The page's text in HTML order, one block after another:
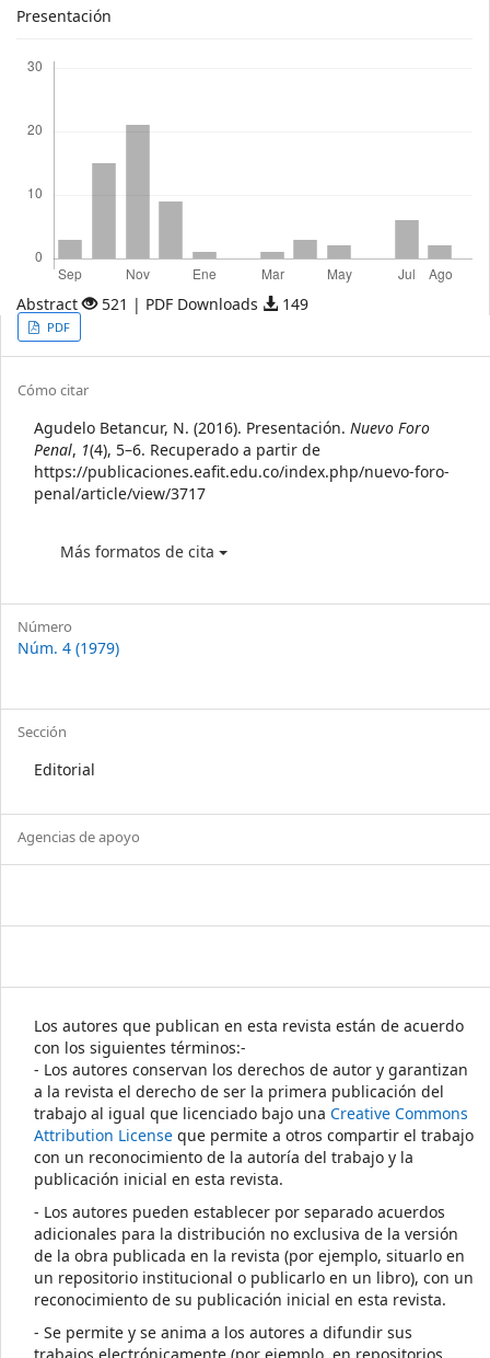
Presentación
Abstract 521 | PDF Downloads 149
Article
Sidebar
PDF
Article
Details
Cómo citar
Agudelo Betancur, N. (2016). Presentación. Nuevo Foro
Penal, 1(4), 5–6. Recuperado a partir de
https://publicaciones.eafit.edu.co/index.php/nuevo-foro-
penal/article/view/3717
Más formatos de cita
Número
Núm. 4 (1979)
Sección
Editorial
Agencias de apoyo
Los autores que publican en esta revista están de acuerdo
con los siguientes términos:-
- Los autores conservan los derechos de autor y garantizan
a la revista el derecho de ser la primera publicación del
trabajo al igual que licenciado bajo una Creative Commons
Attribution License que permite a otros compartir el trabajo
con un reconocimiento de la autoría del trabajo y la
publicación inicial en esta revista.
- Los autores pueden establecer por separado acuerdos
adicionales para la distribución no exclusiva de la versión
de la obra publicada en la revista (por ejemplo, situarlo en
un repositorio institucional o publicarlo en un libro), con un
reconocimiento de su publicación inicial en esta revista.
- Se permite y se anima a los autores a difundir sus